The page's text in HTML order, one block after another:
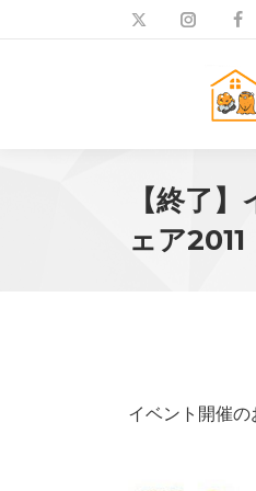
【終了
ェア2011
イベント開催の